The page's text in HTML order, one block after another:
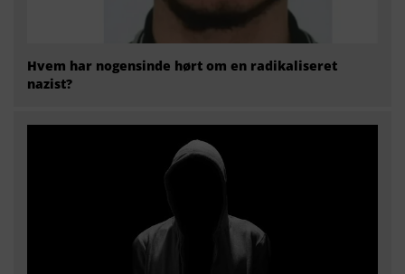
Hvem har nogensinde hørt om en radikaliseret
nazist?